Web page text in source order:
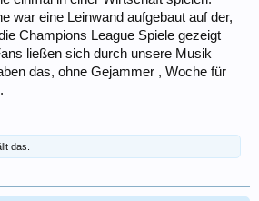
war eine Leinwand aufgebaut auf der,
Champions League Spiele gezeigt
ließen sich durch unsere Musik
das, ohne Gejammer , Woche für
das.